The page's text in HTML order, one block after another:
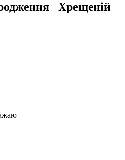
Хрещеній